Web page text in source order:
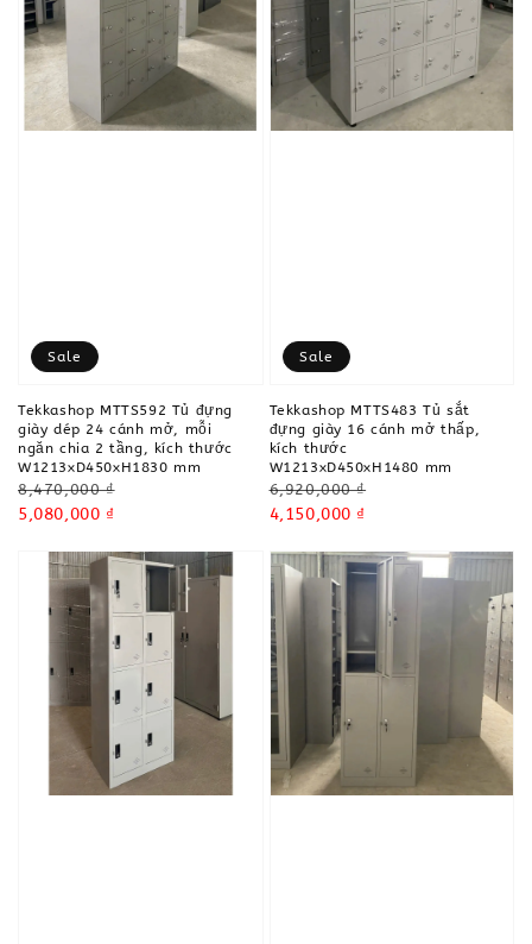
Sale
Tekkashop MTTS592 Tủ đựng
giày dép 24 cánh mở, mỗi
ngăn chia 2 tầng, kích thước
W1213xD450xH1830 mm
Regular
price
8,470,000 ₫
Sale
5,080,000 ₫
Sale
Tekkashop MTTS483 Tủ sắt
đựng giày 16 cánh mở thấp,
kích thước
W1213xD450xH1480 mm
Regular
price
6,920,000 ₫
Sale
4,150,000 ₫